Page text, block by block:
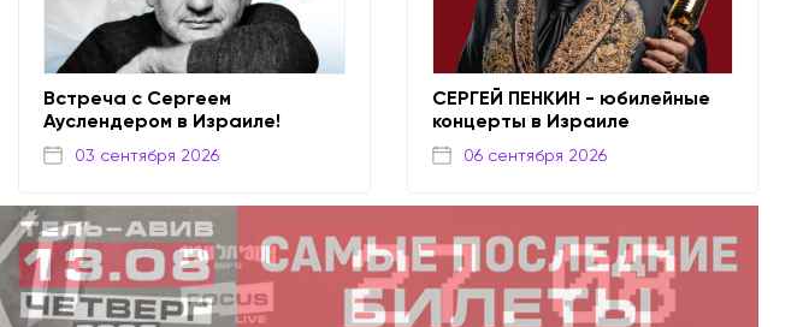
Встреча с Сергеем
Ауслендером в Израиле!
03 сентября 2026
СЕРГЕЙ ПЕНКИН - юбилейные
концерты в Израиле
06 сентября 2026